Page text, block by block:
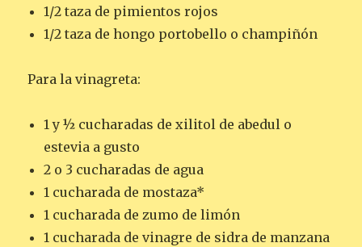
1/2 taza de pimientos rojos
1/2 taza de hongo portobello o champiñón
Para la vinagreta:
1 y ½ cucharadas de xilitol de abedul o
estevia a gusto
2 o 3 cucharadas de agua
1 cucharada de mostaza*
1 cucharada de zumo de limón
1 cucharada de vinagre de sidra de manzana